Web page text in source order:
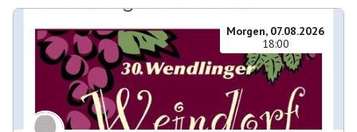
Morgen, 07.08.2026
18:00